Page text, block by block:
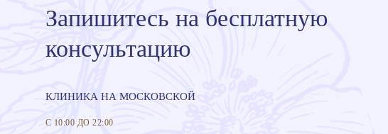
Запишитесь на бесплатную
консультацию
КЛИНИКА НА МОСКОВСКОЙ
С 10:00 ДО 22:00